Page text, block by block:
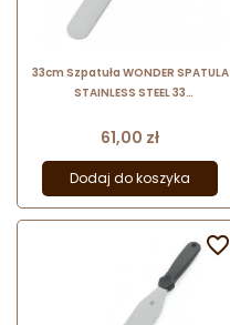
33cm Szpatuła WONDER SPATULA
STAINLESS STEEL 33
Cena
61,00 zł
Dodaj do koszyka
